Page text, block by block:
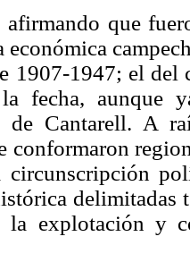
afirmando que
económica
1907-1947; el del
fecha, aunque
de Cantarell. A
conformaron
delimitadas
la explotación y